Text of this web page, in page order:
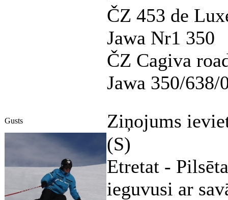
ČZ 453 de
Jawa Nr1 350
ČZ Cagiva
Jawa 350/638/
Gusts Ziņojums
(S)
Etretat -
ieguvusi ar